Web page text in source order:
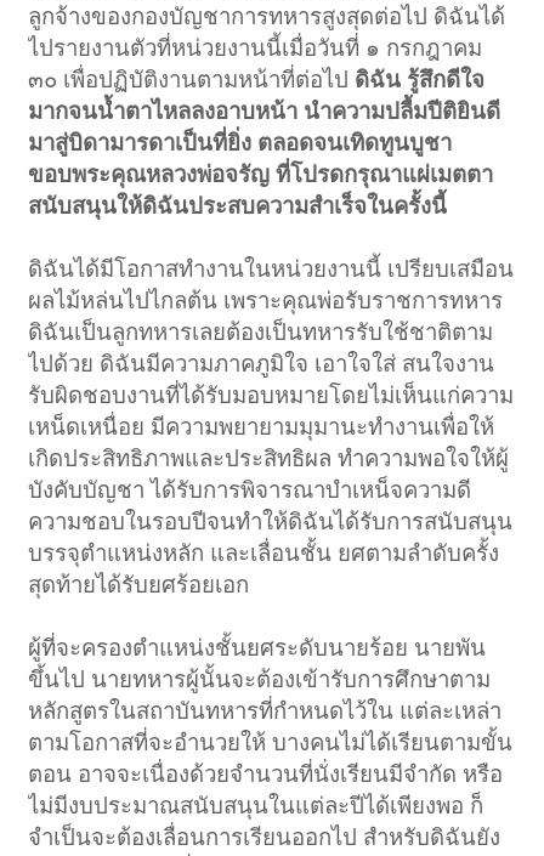
ลูกจ้างของกองบัญชาการทหารสูงสุดต่อไป ดิฉันได้
ไปรายงานตัวที่หน่วยงานนี้เมื่อวันที่ ๑ กรกฎาคม
๓๐ เพื่อปฏิบัติงานตามหน้าที่ต่อไป ดิฉัน รู้สึกดีใจ
มากจนน้ำตาไหลลงอาบหน้า นำความปลื้มปีติยินดี
มาสู่บิดามารดาเป็นที่ยิ่ง ตลอดจนเทิดทูนบูชา
ขอบพระคุณหลวงพ่อจรัญ ที่โปรดกรุณาแผ่เมตตา
สนับสนุนให้ดิฉันประสบความสำเร็จในครั้งนี้
ดิฉันได้มีโอกาสทำงานในหน่วยงานนี้ เปรียบเสมือน
ผลไม้หล่นไปไกลต้น เพราะคุณพ่อรับราชการทหาร
ดิฉันเป็นลูกทหารเลยต้องเป็นทหารรับใช้ชาติตาม
ไปด้วย ดิฉันมีความภาคภูมิใจ เอาใจใส่ สนใจงาน
รับผิดชอบงานที่ได้รับมอบหมายโดยไม่เห็นแก่ความ
เหน็ดเหนื่อย มีความพยายามมุมานะทำงานเพื่อให้
เกิดประสิทธิภาพและประสิทธิผล ทำความพอใจให้ผู้
บังคับบัญชา ได้รับการพิจารณาบำเหน็จความดี
ความชอบในรอบปีจนทำให้ดิฉันได้รับการสนับสนุน
บรรจุตำแหน่งหลัก และเลื่อนชั้น ยศตามลำดับครั้ง
สุดท้ายได้รับยศร้อยเอก
ผู้ที่จะครองตำแหน่งชั้นยศระดับนายร้อย นายพัน
ขึ้นไป นายทหารผู้นั้นจะต้องเข้ารับการศึกษาตาม
หลักสูตรในสถาบันทหารที่กำหนดไว้ใน แต่ละเหล่า
ตามโอกาสที่จะอำนวยให้ บางคนไม่ได้เรียนตามขั้น
ตอน อาจจะเนื่องด้วยจำนวนที่นั่งเรียนมีจำกัด หรือ
ไม่มีงบประมาณสนับสนุนในแต่ละปีได้เพียงพอ ก็
จำเป็นจะต้องเลื่อนการเรียนออกไป สำหรับดิฉันยัง